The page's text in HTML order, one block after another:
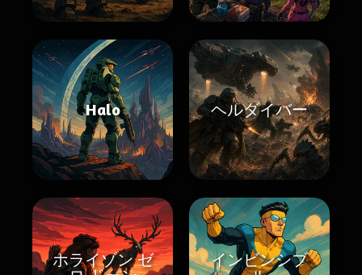
Halo ヘルダイバー
ホライゾン ゼ
インビンシブ